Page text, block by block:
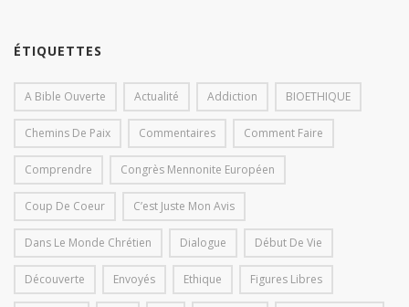
ÉTIQUETTES
A Bible Ouverte Actualité Addiction BIOETHIQUE
Chemins De Paix Commentaires Comment Faire
Comprendre Congrès Mennonite Européen
Coup De Coeur C’est Juste Mon Avis
Dans Le Monde Chrétien Dialogue Début De Vie
Découverte Envoyés Ethique Figures Libres